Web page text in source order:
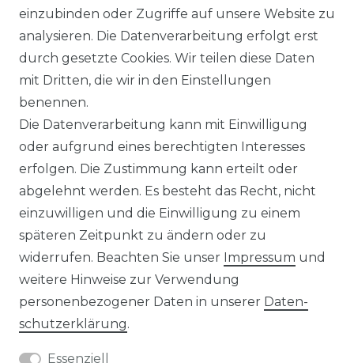
WIDERRUFSRECHT
IMPRESSUM
KONTAKT
Unsere Zahlungsmöglichkeiten
Wir versenden mit
einzubinden oder Zugriffe auf unsere Website zu
analysieren. Die Datenverarbeitung erfolgt erst
durch gesetzte Cookies. Wir teilen diese Daten
mit Dritten, die wir in den Einstellungen
benennen.
Die Datenverarbeitung kann mit Einwilligung
oder aufgrund eines berechtigten Interesses
erfolgen. Die Zustimmung kann erteilt oder
abgelehnt werden. Es besteht das Recht, nicht
einzuwilligen und die Einwilligung zu einem
späteren Zeitpunkt zu ändern oder zu
widerrufen. Beachten Sie unser Impressum und
weitere Hinweise zur Verwendung
personenbezogener Daten in unserer Daten­
schutz­erklärung.
Essenziell